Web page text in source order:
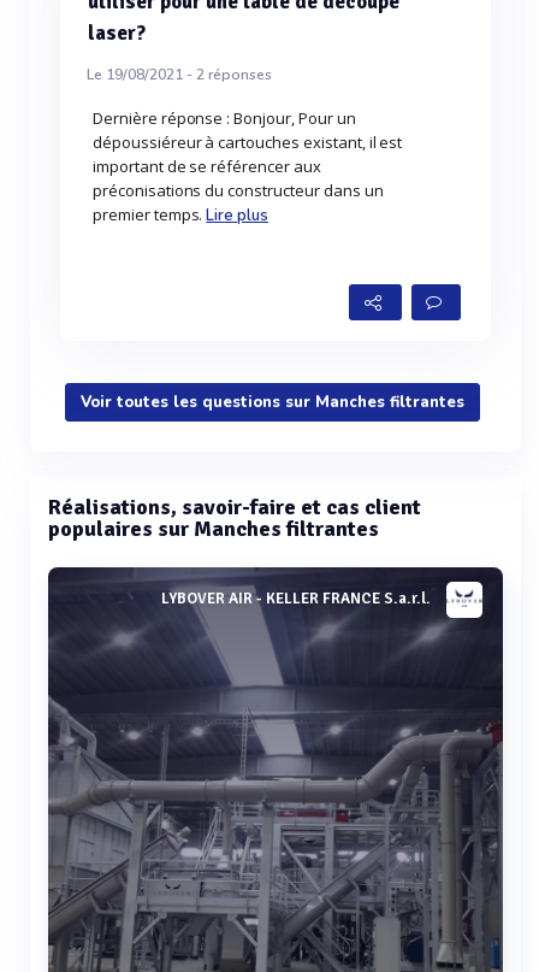
laser?
Le 19/08/2021 -2réponses
Dernière réponse : Bonjour, Pour un
dépoussiéreur à cartouches existant, il est
important de se référencer aux
préconisations du constructeur dans un
premier temps.Lire plus
Voir toutes les questions sur Manches filtrantes
Réalisations, savoir-faire et cas client
populaires sur Manches filtrantes
LYBOVER AIR - KELLER FRANCE S.a.r.l.